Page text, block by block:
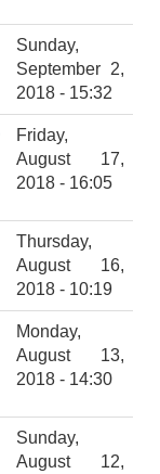
Sunday,
September 2,
2018 - 15:32
Friday,
August 17,
2018 - 16:05
Thursday,
August 16,
2018 - 10:19
Monday,
August 13,
2018 - 14:30
Sunday,
August 12,